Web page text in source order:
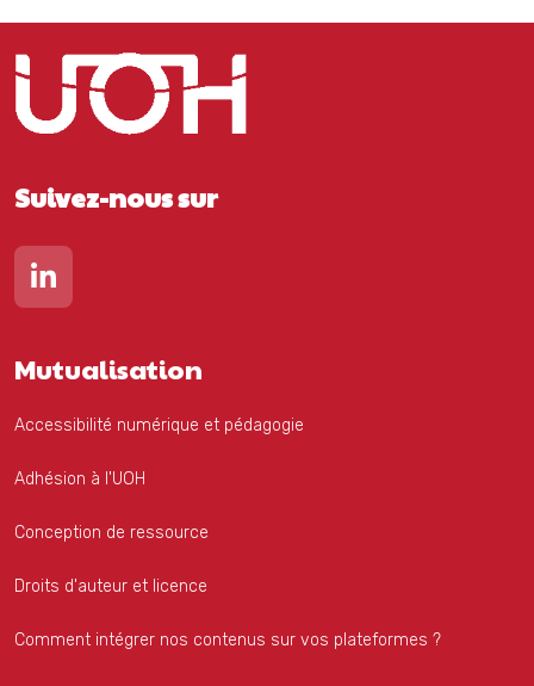
Suivez-nous sur
Lien vers notre page Linkedin
Mutualisation
Accessibilité numérique et pédagogie
Adhésion à l'UOH
Conception de ressource
Droits d'auteur et licence
Comment intégrer nos contenus sur vos plateformes ?